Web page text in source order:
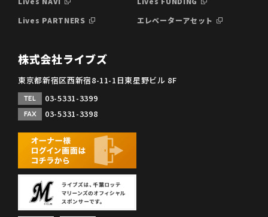
Lives PARTNERS
エレベーターアセット
株式会社ライブズ
東京都新宿区西新宿8-11-1日東星野ビル 8F
TEL 03-5331-3399
FAX 03-5331-3398